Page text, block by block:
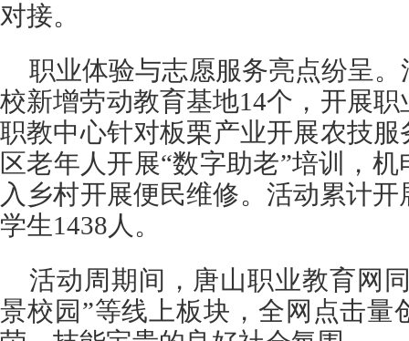
对接。
职业体验与志愿服务亮点纷呈
校新增劳动教育基地14个，开展
职教中心针对板栗产业开展农技
区老年人开展“数字助老”培训，
入乡村开展便民维修。活动累计
学生1438人。
活动周期间，唐山职业教育网
景校园”等线上板块，全网点击量